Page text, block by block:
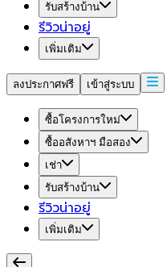
รับสร้างบ้าน
รีวิวน่าอยู่
เพิ่มเติม
ลงประกาศฟรี เข้าสู่ระบบ
ซื้อโครงการใหม่
ซื้ออสังหาฯ มือสอง
เช่า
รับสร้างบ้าน
รีวิวน่าอยู่
เพิ่มเติม